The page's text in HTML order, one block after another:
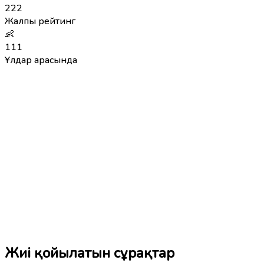
222
Жалпы рейтинг
👶
111
Ұлдар арасында
Жиі қойылатын сұрақтар